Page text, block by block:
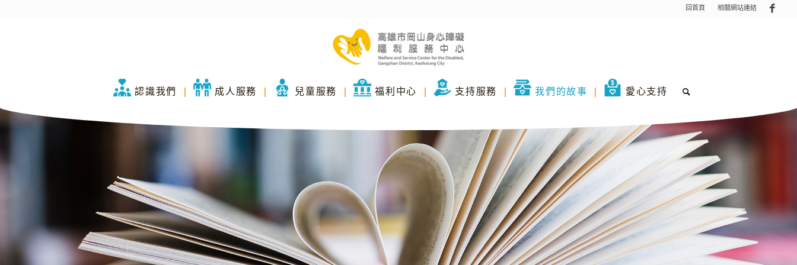
回首頁 相關網站連結
認識我們 成人服務 兒童服務 福利中心 支持服務 我們的故事 愛心支持